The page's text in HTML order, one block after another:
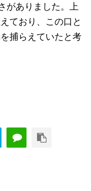
がありました。上
ており、この口と
捕らえていたと考